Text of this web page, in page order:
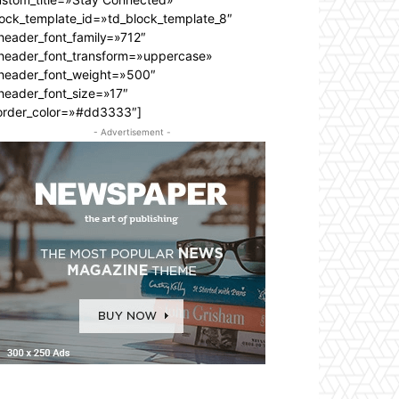
- Advertisement -